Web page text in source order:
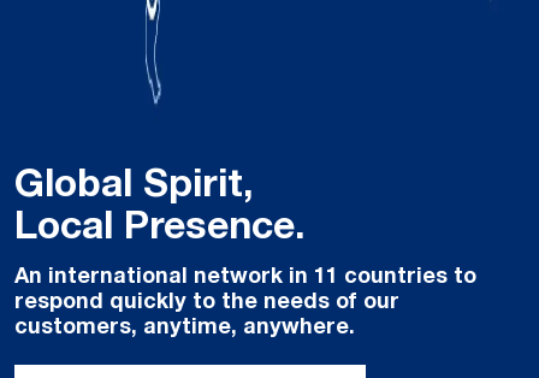
Global Spirit,
Local Presence.
An international network in 11 countries to
respond quickly to the needs of our
customers, anytime, anywhere.